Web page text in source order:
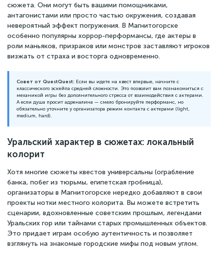
сюжета. Они могут быть вашими помощниками,
антагонистами или просто частью окружения, создавая
невероятный эффект погружения. В Магнитогорске
особенно популярны хоррор-перформансы, где актеры в
роли маньяков, призраков или монстров заставляют игроков
визжать от страха и восторга одновременно.
Совет от QuestQuest: Если вы идете на квест впервые, начните с
классического эскейпа средней сложности. Это позволит вам познакомиться с
механикой игры без дополнительного стресса от взаимодействия с актерами.
А если душа просит адреналина — смело бронируйте перформанс, но
обязательно уточните у организатора режим контакта с актерами (light,
medium, hard).
Уральский характер в сюжетах: локальный
колорит
Хотя многие сюжеты квестов универсальны (ограбление
банка, побег из тюрьмы, египетская гробница),
организаторы в Магнитогорске нередко добавляют в свои
проекты нотки местного колорита. Вы можете встретить
сценарии, вдохновленные советским прошлым, легендами
Уральских гор или тайнами старых промышленных объектов.
Это придает играм особую аутентичность и позволяет
взглянуть на знакомые городские мифы под новым углом.